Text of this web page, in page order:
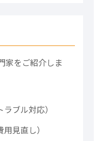
家をご紹介しま
ブル対応）
見直し）